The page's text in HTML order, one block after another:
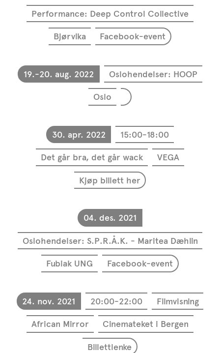
Performance: Deep Control Collective
Bjørvika Facebook-event
19.-20. aug. 2022 Oslohendelser: HOOP
Oslo
30. apr. 2022 15:00-18:00
Det går bra, det går wack VEGA
Kjøp billett her
04. des. 2021
Oslohendelser: S.P.R.Å.K. - Maritea Dæhlin
Fubiak UNG Facebook-event
24. nov. 2021 20:00-22:00 Filmvisning
African Mirror Cinemateket i Bergen
Billettlenke